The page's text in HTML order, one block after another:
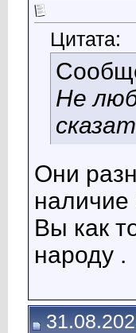
Цитата:
Не
Они
наличие
Вы как
народу .